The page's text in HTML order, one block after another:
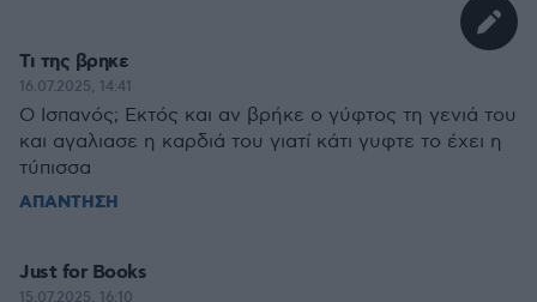
Τι της βρηκε
16.07.2025, 14:41
Ο Ισπανός; Εκτός και αν βρήκε ο γύφτος τη γενιά του
και αγαλιασε η καρδιά του γιατί κάτι γυφτε το έχει η
τύπισσα
ΑΠΑΝΤΗΣΗ
Just for Books
15.07.2025, 16:10